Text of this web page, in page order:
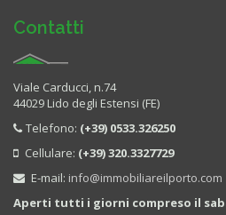
Contatti
Viale Carducci, n.74
44029 Lido degli Estensi (FE)
Telefono: (+39) 0533.326250
Cellulare: (+39) 320.3327729
E-mail: info@immobiliareilporto.com
Aperti tutti i giorni compreso il